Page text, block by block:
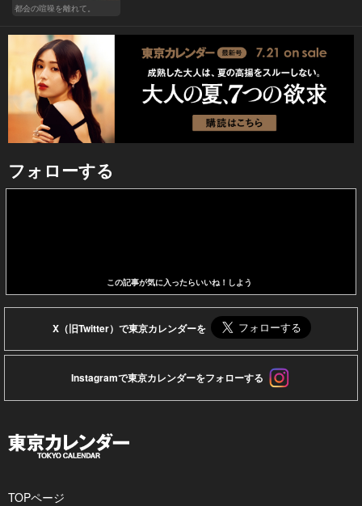
都会の喧噪を離れて。
フォローする
この記事が気に入ったらいいね！しよう
X（旧Twitter）で東京カレンダーを
Instagramで東京カレンダーをフォローする
TOPページ